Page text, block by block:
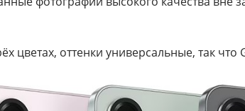
цветах, оттенки универсальные, так